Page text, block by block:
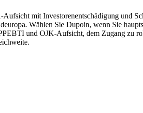
mit Investorenentschädigung und
Wählen Sie Dupoin, wenn Sie
und OJK-Aufsicht, dem Zugang zu